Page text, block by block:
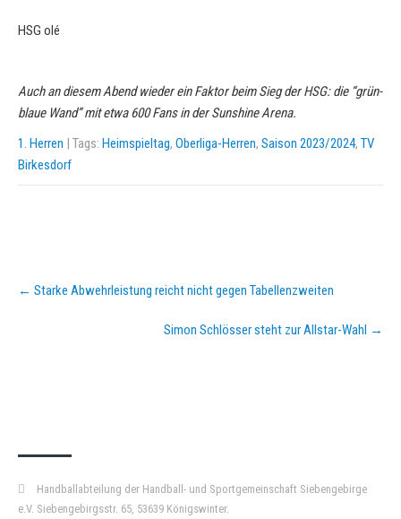
HSG olé
Auch an diesem Abend wieder ein Faktor beim Sieg der HSG: die “grün-
blaue Wand” mit etwa 600 Fans in der Sunshine Arena.
1. Herren | Tags: Heimspieltag, Oberliga-Herren, Saison 2023/2024, TV
Birkesdorf
Post
navigation
← Starke Abwehrleistung reicht nicht gegen Tabellenzweiten
Simon Schlösser steht zur Allstar-Wahl →
Handballabteilung der Handball- und Sportgemeinschaft Siebengebirge
e.V. Siebengebirgsstr. 65, 53639 Königswinter.